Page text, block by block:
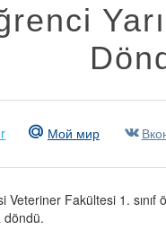
Мой мир
Veteriner Fakültesi 1.
döndü.